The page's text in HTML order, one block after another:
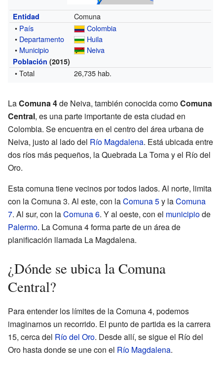
Entidad
Comuna
• País
Colombia
• Departamento
Huila
• Municipio Neiva
Población (2015)
• Total 26,735 hab.
LaComuna 4de Neiva, también conocida comoComuna
Central, es una parte importante de esta ciudad en
Colombia. Se encuentra en el centro del área urbana de
Neiva, justo al lado del Río Magdalena. Está ubicada entre
dos ríos más pequeños, la Quebrada La Toma y el Río del
Oro.
Esta comuna tiene vecinos por todos lados. Al norte, limita
con la Comuna 3. Al este, con laComuna 5y laComuna
7. Al sur, con laComuna 6. Y al oeste, con el municipiode
Palermo. La Comuna 4 forma parte de un área de
planificación llamada La Magdalena.
¿Dónde se ubica la Comuna
Central?
Para entender los límites de la Comuna 4, podemos
imaginarnos un recorrido. El punto de partida es la carrera
15, cerca del Río del Oro. Desde allí, se sigue el Río del
Oro hasta donde se une con el Río Magdalena.